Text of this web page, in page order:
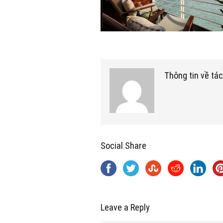
Thông tin về
Social Share
Leave a Reply